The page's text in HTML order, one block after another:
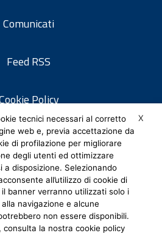
Comunicati
Feed RSS
Policy
privacy
Note legali
Media Policy
X
tecnici necessari al corretto
web e, previa accettazione da
di profilazione per migliorare
degli utenti ed ottimizzare
a disposizione. Selezionando
all’utilizzo di cookie di
banner verranno utilizzati solo i
navigazione e alcune
non essere disponibili.
consulta la nostra cookie policy